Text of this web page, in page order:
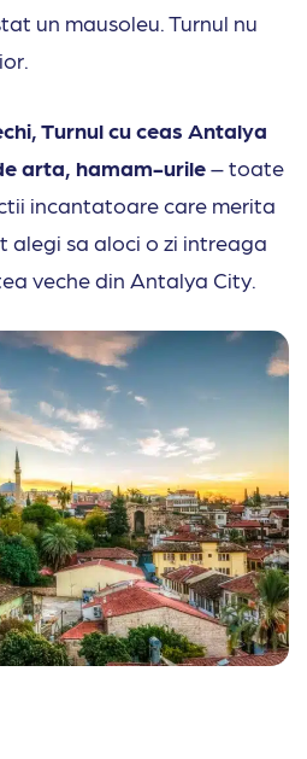
un mausoleu. Turnul nu
Turnul cu ceas Antalya
arta, hamam-urile– toate
incantatoare care merita
sa aloci o zi intreaga
veche din Antalya City.